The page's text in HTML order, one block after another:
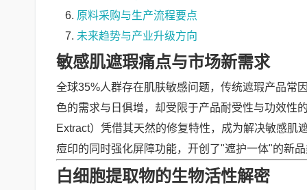
原料采购与生产流程要点
未来趋势与产业升级方向
敏感肌遮瑕痛点与市场新需求
全球35%人群存在肌肤敏感问题，传统遮瑕产品常
色的需求与日俱增，却受限于产品耐受性与功效
Extract）凭借其天然的修复特性，成为解决敏感肌
痘印的同时强化屏障功能，开创了"遮护一体"的新
白细胞提取物的生物活性解密